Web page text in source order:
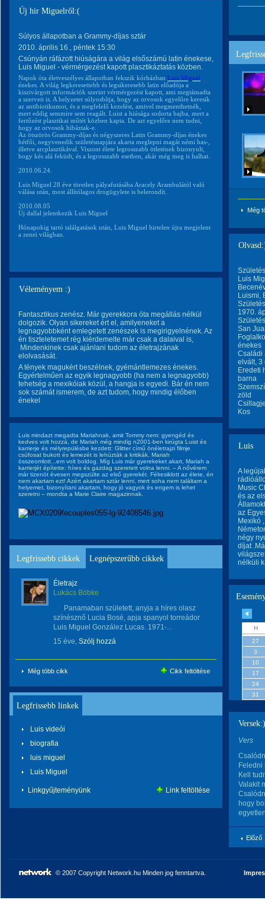
Új hir Miguelről:(
Súlyos állapotban a Grammy-díjas sztár
2010. április 16., péntek 15:30
Csúnyán ráfázott hiúságára a világ elsőszámú latin énekese,
Luis Miguel - vérmérgezést kapott plasztikáztatás közben.
Napok óta életveszélyes állapotban fekszik kórházban Luis Miguel
énekes. A világ legkeresettebb és legsikeresebb latin előadója a
kiszivárgott információk szerint vérmérgezést kapott, ami megtámadta
a szerveit is. A helyzetet súlyosbítja, hogy az orvosok egyelőre keresik
az antibiotikumot, és a megfelelő kezelést, amivel megmenthetnék,
mert eddig semmire sem reagált. Luist a hiúsága sodorta bajba, mert a
fertőzést plasztikai műtét közben kapta. De azt egyelőre nem tudni,
hogy az orvosok hibáztak-e.
Az ötszörös Grammy-díjas és négyszeres Latin Grammy-díjas énekes
hétfői, negyvenedik születésnapjára akarta meglepni magát némi has-,
illetve arcplasztikával. Viszont élete legrosszabb ötletének bizonyult,
hogy kés alá feküdt, és a legrosszabb esetben, akár még meg is halhat.
2010.06.24.
Luis Miguel 28 éve töretlen pályafutásába Aracely Arambulától való
válása után, most állítólagos drogügylete is belerondít.
2010.08.05
Új dallal jelentkezik Luis Miguel
Hónapokig tartó találgatások után, Luis Miguel hirtelen újra megjelent
a zenei világban.
Véleményem :)
Fantasztikus zenész. Már gyerekkora óta megállás nélkül
dolgozik. Olyan sikereket ért el, amilyeneket a
legnagyobbként emlegetett zenészek is megirigyelnének. Az
én tiszteletemet rég kiérdemelte már csak a dalaival is,
Mindenkinek csak ajánlani tudom az életrajzának
elolvasását.
A tények magukért beszélnek, gyémántlemezes énekes.
Egyértelműen az egyik legnagyobb (ha nem a legnagyobb)
tehetség a mexikóiak közül, a hangja is egyedi. Bár én nem
sok számát ismerem, de azt tudom, hogy mindig élőben
énekel
Luis mindazt megadta Mariahnak, amit Tommy nem: gyengéd és
kedves volt hozzá, de Mariah még mindig n2001-ben kirúgta Luist és
karrierje és mélyrepülésbe kezdett: Glitter című önéletrajzi filmje
csúfosat bukott és lemezét is lehúzták a kritikák. Mariah
összeomlott...em volt boldog. Míg Luis már gyerekeket akart, Mariah a
karrierjét építette: híres és gazdag szeretett volna lenni. – A nővérem
már tizenöt évesen megszülte az első gyerekét. Félresiklott az élete, én
nem akartam ezt! Azért akartam sztár lenni, mert soha nem találtam a
helyemet, bizonyítani akartam, hogy jó vagyok és engem is lehet
szeretni – mondta a Marie Claire magazinnak.
Legfrissebb cikkek Legnépszerűbb cikkek
Életrajz
Lukács Böbke
Panamaban született, anyja a híres olasz
színésznő Lucia Bosé, apja spanyol torreádor
Luis Miguel González Lucas. 1971-...
15 éve, Szólj hozzá
Még több cikk Cikk feltöltése
Legfrissebb linkek
Luis videói
biografia
luis miguel
Luis Miguel
Linkgyűjteményünk Link feltöltése
Még
Luis
Luismi,
1970.
San
énekes
Családi
elvált, 3
Eredeti
barna
zöld
Kos
Luis
A
Music
és az
az
Mexikó
négy
díjat
nélküli
H
27
3
10
17
24
31
Versek:)
Vers
Feledni
Kell
Valakit
hogy
Előző
© 2007 Copyright Network.hu Minden jog fenntartva.